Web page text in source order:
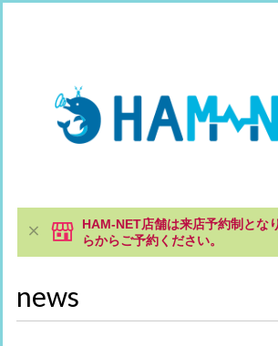
HAM-NET店舗は来店予約制とな
らからご予約ください。
news